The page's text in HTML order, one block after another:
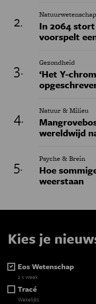
In 2064
voorspelt
Gezondheid
‘Het Y-
Natuur & Milieu
wereldwijd
Psyche & Brein
Hoe
weerstaan
Kies je
Eos Wetenschap
2 x week
Tracé
Wekelijks